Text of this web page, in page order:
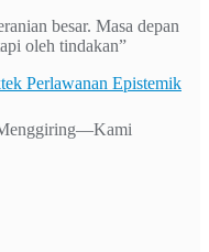
besar. Masa depan
oleh tindakan”
Perlawanan Epistemik